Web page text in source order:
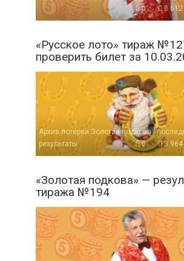
0
8 612
«Русское лото» тираж
проверить билет за
Архив лотереи Золотая подкова -
результаты
0 3 964
«Золотая подкова» —
тиража №194